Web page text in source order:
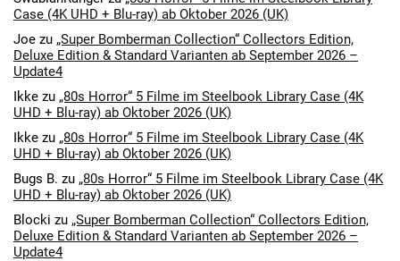
Case (4K UHD + Blu-ray) ab Oktober 2026 (UK)
Joe zu „Super Bomberman Collection“ Collectors Edition,
Deluxe Edition & Standard Varianten ab September 2026 –
Update4
Ikke zu „80s Horror“ 5 Filme im Steelbook Library Case (4K
UHD + Blu-ray) ab Oktober 2026 (UK)
Ikke zu „80s Horror“ 5 Filme im Steelbook Library Case (4K
UHD + Blu-ray) ab Oktober 2026 (UK)
Bugs B. zu „80s Horror“ 5 Filme im Steelbook Library Case (4K
UHD + Blu-ray) ab Oktober 2026 (UK)
Blocki zu „Super Bomberman Collection“ Collectors Edition,
Deluxe Edition & Standard Varianten ab September 2026 –
Update4